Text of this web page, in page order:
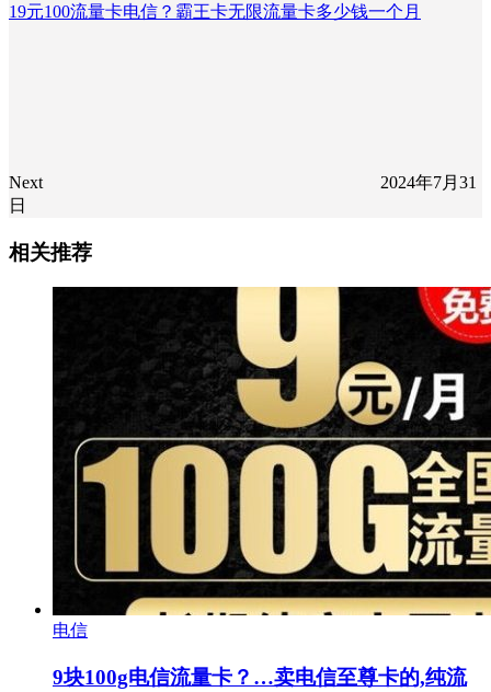
19元100流量卡电信？霸王卡无限流量卡多少钱一个月
Next
2024年7月31
日
相关推荐
电信
9块100g电信流量卡？…卖电信至尊卡的,纯流